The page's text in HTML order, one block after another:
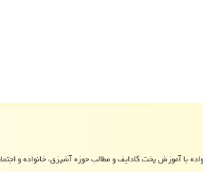
با آموزش پخت کادایف و مطالب حوزه آشپزی، خانواده و